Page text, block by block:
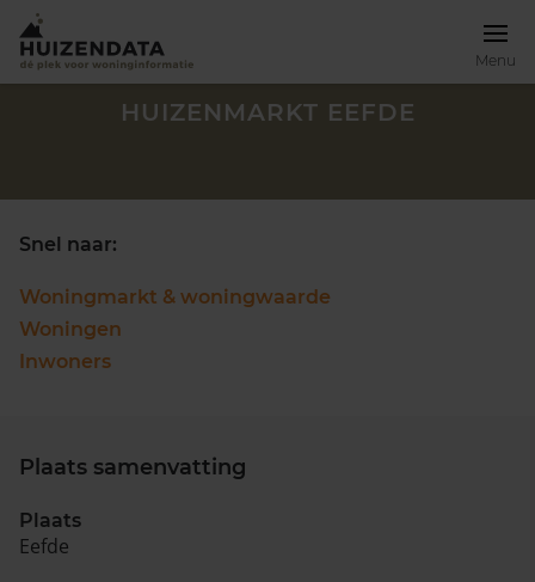
Menu
Zoek een woning
HUIZENMARKT EEFDE
Snel naar:
Woningmarkt & woningwaarde
Woningen
Inwoners
Plaats samenvatting
Plaats
Eefde